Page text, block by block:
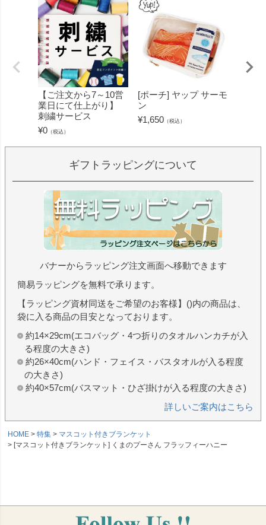
【ご注文から7～10営
業日にて仕上がり】
刺繍サービス
¥0 （税込）
[ポーチ] ヤップ サーモ
ン
¥1,650 （税込）
ギフトラッピングについて
バナーからラッピング注文画面へ移動できます
簡易ラッピングを無料で承ります。
【ラッピング資材同送をご希望のお客様】()内の商品は、
袋に入る商品の目安となっております。
約14×29cm(エコバッグ・4つ折りのタオルハンカチが入
る程度の大きさ)
約26×40cm(ハンド・フェイス・バスタオルが入る程度
の大きさ)
約40×57cm(バスマット・ひざ掛けが入る程度の大きさ)
詳しいご案内はこちら
HOME 特集
マスコット付きブランケット
[マスコット付きブランケット] くまのプーさん フラッフィーハニー